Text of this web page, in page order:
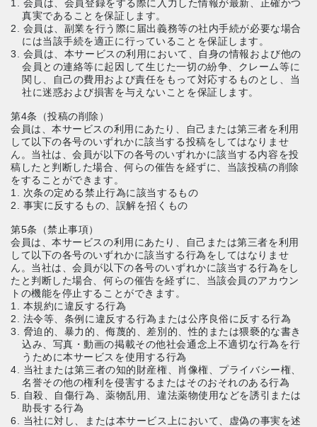
1. 会員は、会員登録をする際に入力した情報が最新、正確かつ
真実であることを保証します。
2. 会員は、副業を行う際に届出義務等の社内手続が必要な場合
には当該手続を適正に行っていることを保証します。
3. 会員は、本サービスの利用において、自身の情報および他の
会員との連絡等に起因して生じた一切の紛争、クレーム等に
関し、自己の費用および責任をもって対応するものとし、当
社に迷惑および損害を与えないことを保証します。
第4条（投稿の削除）
会員は、本サービスの利用にあたり、自己または第三者を利用
して以下の各号のいずれかに該当する投稿をしてはなりませ
ん。当社は、会員が以下の各号のいずれかに該当する内容を投
稿したと判断した場合、何らの催告を経ずに、当該投稿の削除
をすることができます。
1. 次条の定める禁止行為に該当するもの
2. 事実に反するもの、誤解を招くもの
第5条（禁止事項）
会員は、本サービスの利用にあたり、自己または第三者を利用
して以下の各号のいずれかに該当する行為をしてはなりませ
ん。当社は、会員が以下の各号のいずれかに該当する行為をし
たと判断した場合、何らの催告を経ずに、当該会員のアカウン
トの機能を停止することができます。
1. 本規約に違反する行為
2. 法令等、条例に違反する行為または公序良俗に反する行為
3. 脅迫的、暴力的、侮蔑的、差別的、性的または猥褻的な書き
込み、写真・動画の掲載その他社会通念上不適切な行為を行
うために本サービスを使用する行為
4. 当社または第三者の知的財産権、肖像権、プライバシー権、
名誉その他の権利を侵害するまたはそのおそれのある行為
5. 自殺、自傷行為、薬物乱用、違法薬物使用などを誘引または
助長する行為
6. 当社に対し、または本サービス上において、虚偽の事実を述